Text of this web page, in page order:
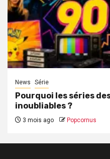
News Série
Pourquoi les séries
inoubliables ?
3 mois ago Popcornus